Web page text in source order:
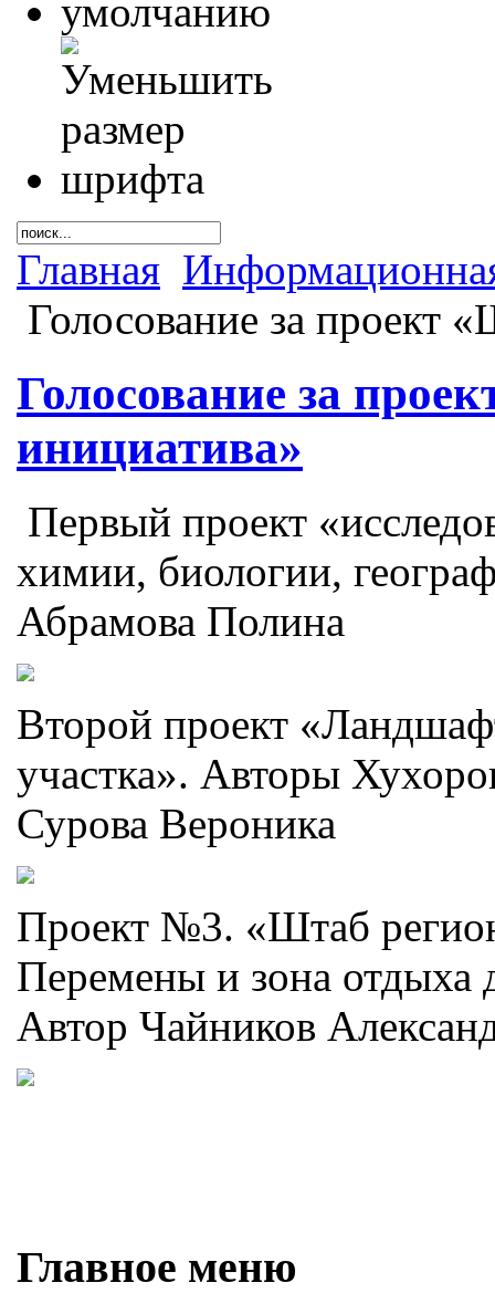
Главная
Голосование за проект
Голосование за
инициатива»
Первый проект
химии, биологии,
Абрамова Полина
Второй проект
участка». Авторы
Сурова Вероника
Проект №3. «Штаб
Перемены и зона
Автор Чайников
Главное меню